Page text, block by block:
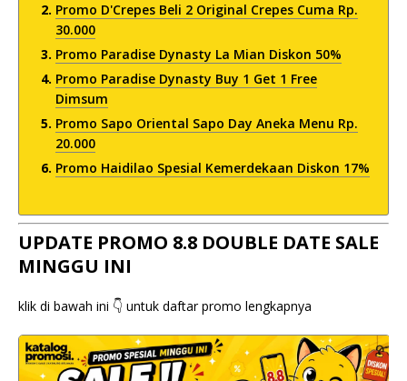
Promo D'Crepes Beli 2 Original Crepes Cuma Rp.
30.000
Promo Paradise Dynasty La Mian Diskon 50%
Promo Paradise Dynasty Buy 1 Get 1 Free
Dimsum
Promo Sapo Oriental Sapo Day Aneka Menu Rp.
20.000
Promo Haidilao Spesial Kemerdekaan Diskon 17%
UPDATE PROMO 8.8 DOUBLE DATE SALE
MINGGU INI
klik di bawah ini 👇 untuk daftar promo lengkapnya